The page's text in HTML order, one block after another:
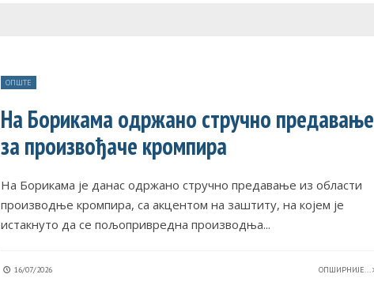
ОПШТЕ
На Борикама одржано стручно предавање
за произвођаче кромпира
На Борикама је данас одржано стручно предавање из области
производње кромпира, са акцентом на заштиту, на којем је
истакнуто да се пољопривредна производња...
16/07/2026 ОПШИРНИЈЕ...